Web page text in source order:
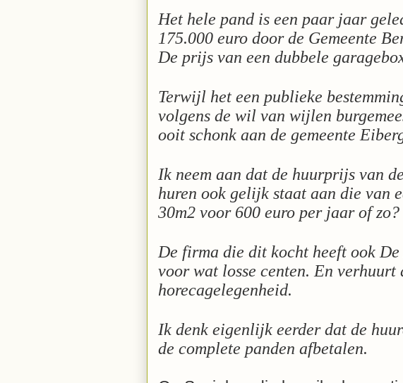
Het hele pand is een paar jaar
175.000 euro door de Gemeente
De prijs van een dubbele
Terwijl het een publieke
volgens de wil van wijlen
ooit schonk aan de gemeente
Ik neem aan dat de huurprijs van
huren ook gelijk staat aan die van
30m2 voor 600 euro per jaar of zo?
De firma die dit kocht heeft ook
voor wat losse centen. En verhuurt
horecagelegenheid.
Ik denk eigenlijk eerder dat de
de complete panden afbetalen.